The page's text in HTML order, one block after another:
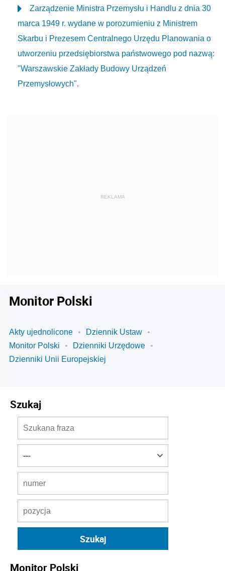
Zarządzenie Ministra Przemysłu i Handlu z dnia 30
marca 1949 r. wydane w porozumieniu z Ministrem
Skarbu i Prezesem Centralnego Urzędu Planowania o
utworzeniu przedsiębiorstwa państwowego pod nazwą:
"Warszawskie Zakłady Budowy Urządzeń
Przemysłowych".
Monitor Polski
Akty ujednolicone
Dziennik Ustaw
Monitor Polski
Dzienniki Urzędowe
Dzienniki Unii Europejskiej
Szukaj
Monitor Polski